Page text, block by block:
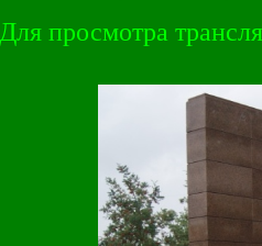
Для просмотра